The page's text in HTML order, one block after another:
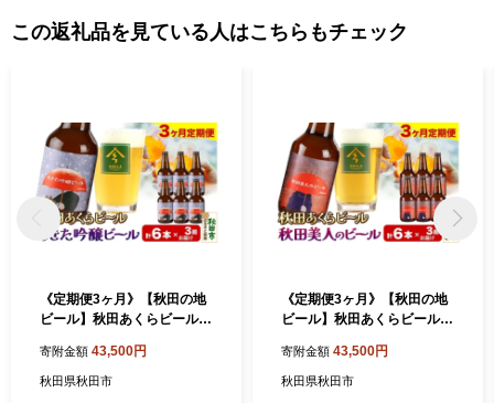
この返礼品を見ている人はこちらもチェック
《定期便3ヶ月》【秋田の地
ビール】秋田あくらビール
(330ml×計6本)
寄附金額 43,500円
秋田県秋田市
《定期便3ヶ月》【秋田の地
ビール】秋田あくらビール
(330ml×計6本)
寄附金額 43,500円
秋田県秋田市